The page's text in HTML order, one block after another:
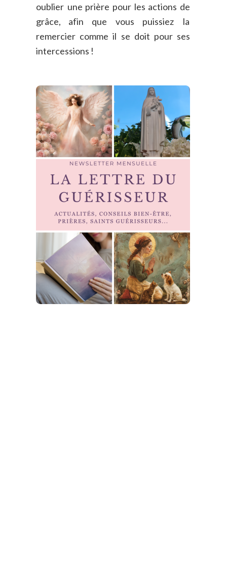
oublier une prière pour les actions de
grâce,
afin que vous puissiez
la
remercier comme il se doit pour ses
intercessions !